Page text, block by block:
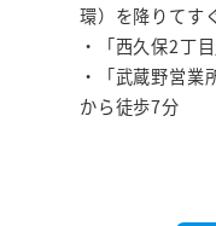
環）を降りてす
・「西久保2丁
・「武蔵野営業
から徒歩7分